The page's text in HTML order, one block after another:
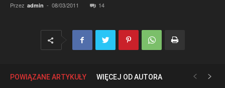
Przez admin - 08/03/2011 14
POWIĄZANE ARTYKUŁY WIĘCEJ OD AUTORA